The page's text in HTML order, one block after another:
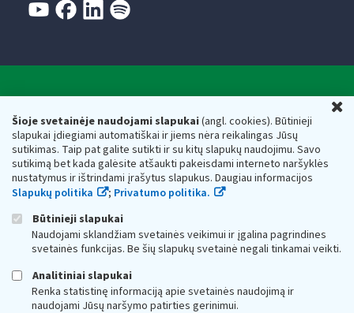
Šioje svetainėje naudojami slapukai(angl. cookies). Būtinieji
slapukai įdiegiami automatiškai ir jiems nėra reikalingas Jūsų
sutikimas. Taip pat galite sutikti ir su kitų slapukų naudojimu. Savo
sutikimą bet kada galėsite atšaukti pakeisdami interneto naršyklės
nustatymus ir ištrindami įrašytus slapukus. Daugiau informacijos
Slapukų politika
; Privatumo politika.
Būtinieji slapukai
Naudojami sklandžiam svetainės veikimui ir įgalina pagrindines
svetainės funkcijas. Be šių slapukų svetainė negali tinkamai veikti.
Analitiniai slapukai
Renka statistinę informaciją apie svetainės naudojimą ir
naudojami Jūsų naršymo patirties gerinimui.
Valstybinė mokesčių inspekcija prie Lietuvos
Respublikos finansų ministerijos
Biudžetinė įstaiga. Juridinio asmens kodas — 188659752,
adresas: Vasario 16-osios g. 14, 01107 Vilnius, Lietuva, el.paštas:
vmi@vmi.lt , E. pristatymo dėžutės adresas 188659752
Duomenys apie Valstybinę mokesčių inspekciją prie Lietuvos
Respublikos finansų ministerijos kaupiami ir saugomi Juridinių